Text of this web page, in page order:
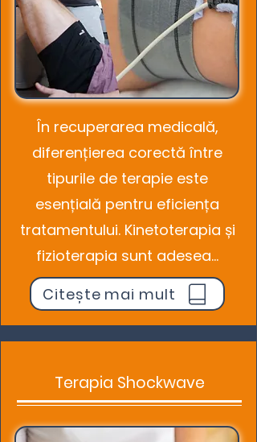
În recuperarea medicală,
diferențierea corectă între
tipurile de terapie este
esențială pentru eficiența
tratamentului. Kinetoterapia și
fizioterapia sunt adesea...
Citește mai mult
Terapia Shockwave